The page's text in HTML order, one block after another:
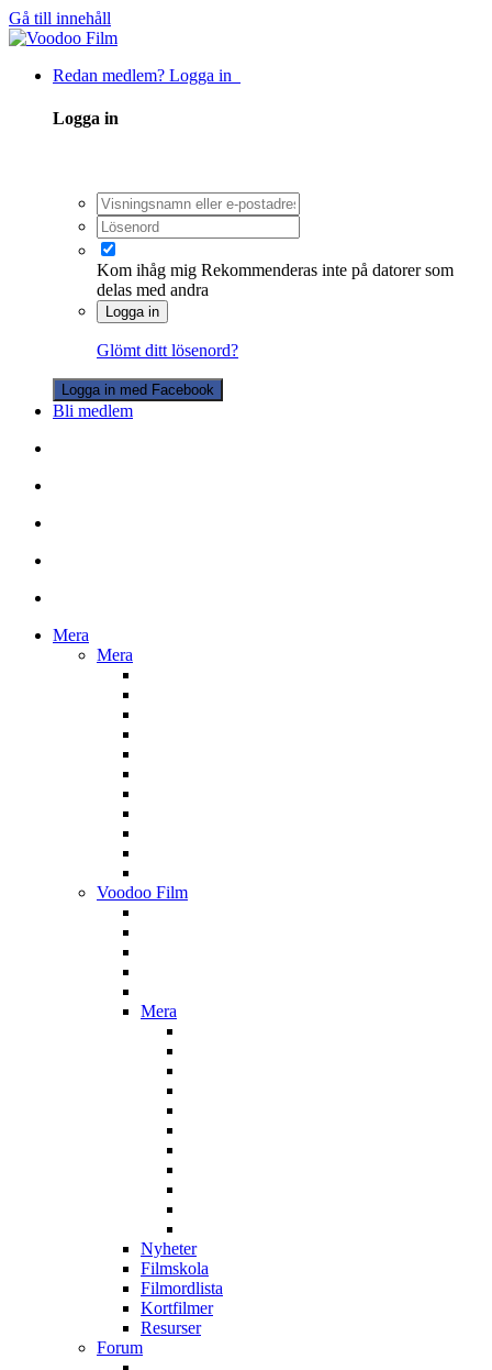
Gå till innehåll
Redan medlem? Logga in
Logga in
Kom ihåg mig Rekommenderas inte på datorer som
delas med andra
Logga in
Glömt ditt lösenord?
Logga in med Facebook
Bli medlem
Mera
Mera
Voodoo Film
Mera
Nyheter
Filmskola
Filmordlista
Kortfilmer
Resurser
Forum